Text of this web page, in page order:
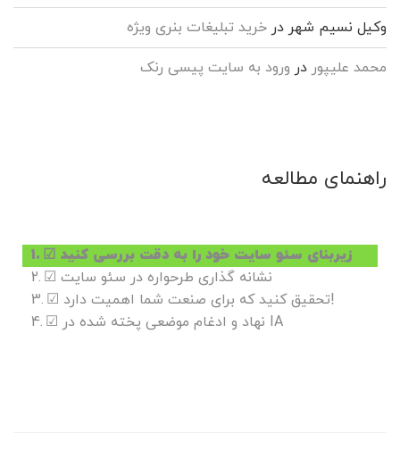
وکیل نسیم شهر در خرید تبلیغات بنری ویژه
محمد علیپور در ورود به سایت پیسی رنک
راهنمای مطالعه
☑ زیربنای سئو سایت خود را به دقت بررسی کنید
☑ نشانه گذاری طرحواره در سئو سایت
☑ تحقیق کنید که برای صنعت شما اهمیت دارد!
☑ نهاد و ادغام موضعی پخته شده در IA